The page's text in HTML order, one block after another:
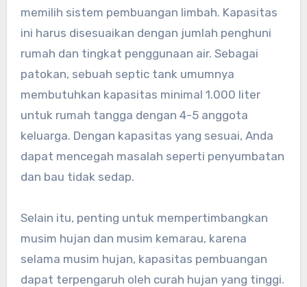
memilih sistem pembuangan limbah. Kapasitas
ini harus disesuaikan dengan jumlah penghuni
rumah dan tingkat penggunaan air. Sebagai
patokan, sebuah septic tank umumnya
membutuhkan kapasitas minimal 1.000 liter
untuk rumah tangga dengan 4-5 anggota
keluarga. Dengan kapasitas yang sesuai, Anda
dapat mencegah masalah seperti penyumbatan
dan bau tidak sedap.
Selain itu, penting untuk mempertimbangkan
musim hujan dan musim kemarau, karena
selama musim hujan, kapasitas pembuangan
dapat terpengaruh oleh curah hujan yang tinggi.